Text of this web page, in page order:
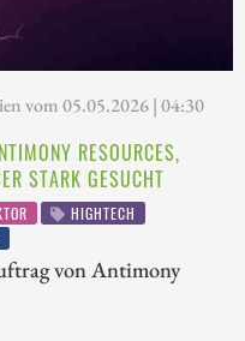
vom 05.05.2026 | 04:30
RESOURCES,
STARK GESUCHT
HIGHTECH
von Antimony